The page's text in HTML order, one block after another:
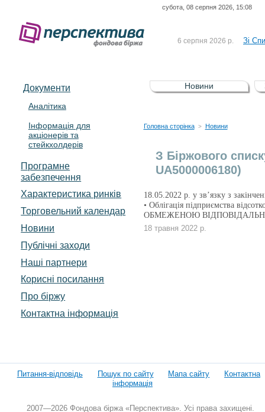
субота, 08 серпня 2026, 15:08
6 серпня 2026 р. Зі
5 серпня 2026 р.
Зі
UA4000232607)
4 серпня 2026 р.
Документи
Аналітика
Інформація для
акціонерів та
стейкхолдерів
Програмне
забезпечення
Характеристика pинків
Торговельний календар
Новини
Публічні заходи
Наші партнери
Корисні посилання
Про біржу
Контактна інформація
Новини
Головна сторінка > Новини
З Біржового
UA5000006180)
18.05.2022 р. у зв’язку з
• Облігація підприємства
ОБМЕЖЕНОЮ
18 травня 2022 р.
Питання-відповідь Пошук по сайту Мапа сайту
Контактна
інформація
2007—2026 Фондова біржа «Перспектива». Усі права захищені.